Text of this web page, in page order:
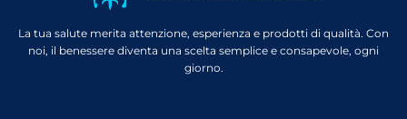
La tua salute merita attenzione, esperienza e prodotti di qualità. Con
noi, il benessere diventa una scelta semplice e consapevole, ogni
giorno.